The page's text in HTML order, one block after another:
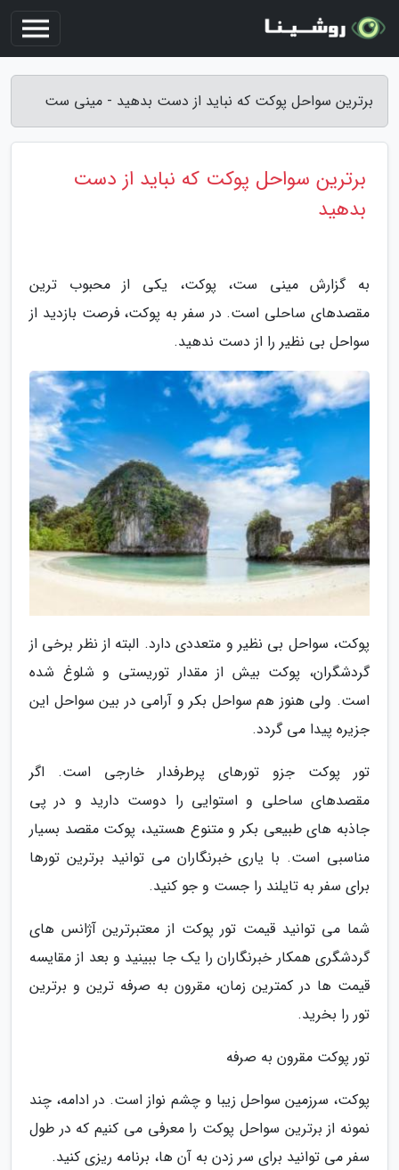
برترین سواحل پوکت که نباید از دست بدهید - مینی ست
برترین سواحل پوکت که نباید از دست
بدهید
به گزارش مینی ست، پوکت، یکی از محبوب ترین
مقصدهای ساحلی است. در سفر به پوکت، فرصت بازدید از
سواحل بی نظیر را از دست ندهید.
پوکت، سواحل بی نظیر و متعددی دارد. البته از نظر برخی از
گردشگران، پوکت بیش از مقدار توریستی و شلوغ شده
است. ولی هنوز هم سواحل بکر و آرامی در بین سواحل این
جزیره پیدا می گردد.
تور پوکت جزو تورهای پرطرفدار خارجی است. اگر
مقصدهای ساحلی و استوایی را دوست دارید و در پی
جاذبه های طبیعی بکر و متنوع هستید، پوکت مقصد بسیار
مناسبی است. با یاری خبرنگاران می توانید برترین تورها
برای سفر به تایلند را جست و جو کنید.
شما می توانید قیمت تور پوکت از معتبرترین آژانس های
گردشگری همکار خبرنگاران را یک جا ببینید و بعد از مقایسه
قیمت ها در کمترین زمان، مقرون به صرفه ترین و برترین
تور را بخرید.
تور پوکت مقرون به صرفه
پوکت، سرزمین سواحل زیبا و چشم نواز است. در ادامه، چند
نمونه از برترین سواحل پوکت را معرفی می کنیم که در طول
سفر می توانید برای سر زدن به آن ها، برنامه ریزی کنید.